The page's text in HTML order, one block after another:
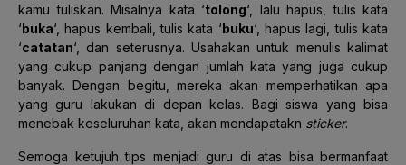
kamu tuliskan. Misalnya kata ‘tolong‘, lalu hapus, tulis kata
‘buka‘, hapus kembali, tulis kata ‘buku‘, hapus lagi, tulis kata
‘catatan‘, dan seterusnya. Usahakan untuk menulis kalimat
yang cukup panjang dengan jumlah kata yang juga cukup
banyak. Dengan begitu, mereka akan memperhatikan apa
yang guru lakukan di depan kelas. Bagi siswa yang bisa
menebak keseluruhan kata, akan mendapatakn sticker.
Semoga ketujuh tips menjadi guru di atas bisa bermanfaat